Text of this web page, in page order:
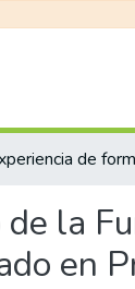
la
en